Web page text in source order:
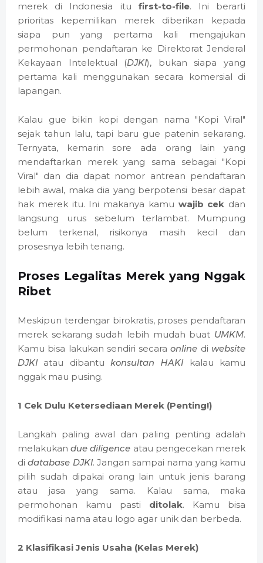
merek di Indonesia itu first-to-file. Ini berarti
prioritas kepemilikan merek diberikan kepada
siapa pun yang pertama kali mengajukan
permohonan pendaftaran ke Direktorat Jenderal
Kekayaan Intelektual (DJKI), bukan siapa yang
pertama kali menggunakan secara komersial di
lapangan.
Kalau gue bikin kopi dengan nama "Kopi Viral"
sejak tahun lalu, tapi baru gue patenin sekarang.
Ternyata, kemarin sore ada orang lain yang
mendaftarkan merek yang sama sebagai "Kopi
Viral" dan dia dapat nomor antrean pendaftaran
lebih awal, maka dia yang berpotensi besar dapat
hak merek itu. Ini makanya kamu wajib cek dan
langsung urus sebelum terlambat. Mumpung
belum terkenal, risikonya masih kecil dan
prosesnya lebih tenang.
Proses Legalitas Merek yang Nggak
Ribet
Meskipun terdengar birokratis, proses pendaftaran
merek sekarang sudah lebih mudah buat UMKM.
Kamu bisa lakukan sendiri secaraonline di website
DJKIatau dibantu konsultan HAKIkalau kamu
nggak mau pusing.
1 Cek Dulu Ketersediaan Merek (Penting!)
Langkah paling awal dan paling penting adalah
melakukandue diligence atau pengecekan merek
didatabase DJKI. Jangan sampai nama yang kamu
pilih sudah dipakai orang lain untuk jenis barang
atau jasa yang sama. Kalau sama, maka
permohonan kamu pasti ditolak. Kamu bisa
modifikasi nama atau logo agar unik dan berbeda.
2 Klasifikasi Jenis Usaha (Kelas Merek)